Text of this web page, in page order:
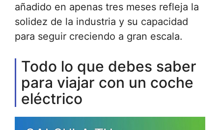
añadido en apenas tres meses refleja la
solidez de la industria y su capacidad
para seguir creciendo a gran escala.
Todo lo que debes saber
para viajar con un coche
eléctrico